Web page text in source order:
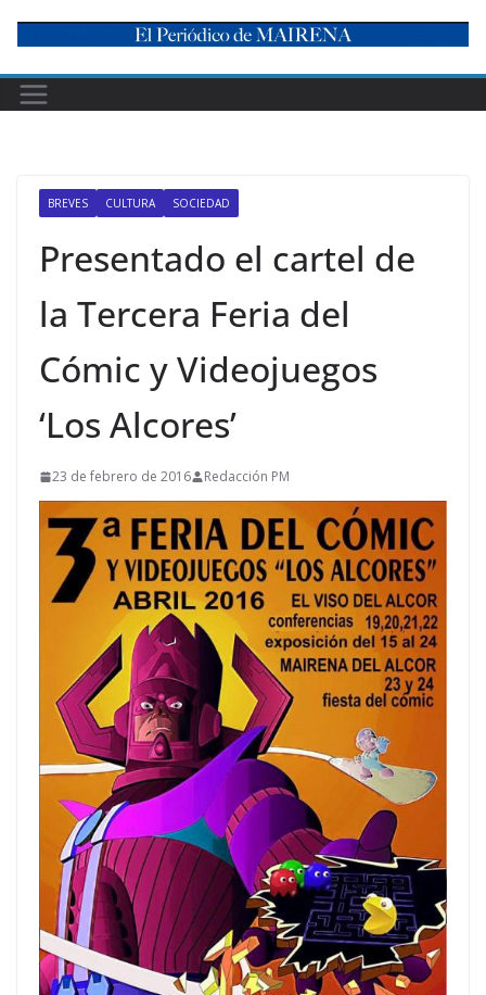
content
BREVES CULTURA SOCIEDAD
Presentado el cartel de
la Tercera Feria del
Cómic y Videojuegos
‘Los Alcores’
23 de febrero de 2016 Redacción PM